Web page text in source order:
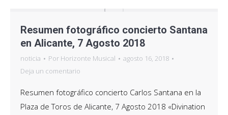
Resumen fotográfico concierto Santana
en Alicante, 7 Agosto 2018
noticia Por Horizonte Musical
agosto 16, 2018
Deja un comentario
Resumen fotográfico concierto Carlos Santana en la
Plaza de Toros de Alicante, 7 Agosto 2018 «Divination